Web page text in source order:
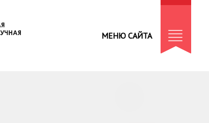
МЕНЮ САЙТА